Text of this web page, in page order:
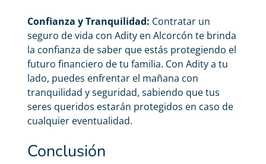
Confianza y Tranquilidad: Contratar un
seguro de vida con Adity en Alcorcón te brinda
la confianza de saber que estás protegiendo el
futuro financiero de tu familia. Con Adity a tu
lado, puedes enfrentar el mañana con
tranquilidad y seguridad, sabiendo que tus
seres queridos estarán protegidos en caso de
cualquier eventualidad.
Conclusión